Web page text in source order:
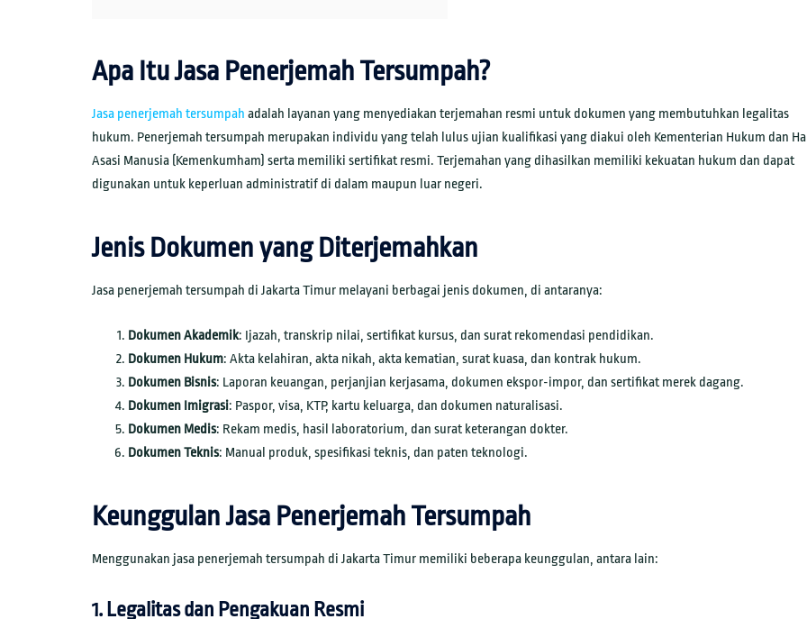
Apa Itu Jasa Penerjemah Tersumpah?
Jasa penerjemah tersumpah adalah layanan yang menyediakan terjemahan resmi untuk dokumen yang membutuhkan legalitas
hukum. Penerjemah tersumpah merupakan individu yang telah lulus ujian kualifikasi yang diakui oleh Kementerian Hukum dan
Asasi Manusia (Kemenkumham) serta memiliki sertifikat resmi. Terjemahan yang dihasilkan memiliki kekuatan hukum dan dapat
digunakan untuk keperluan administratif di dalam maupun luar negeri.
Jenis Dokumen yang Diterjemahkan
Jasa penerjemah tersumpah di Jakarta Timur melayani berbagai jenis dokumen, di antaranya:
Dokumen Akademik: Ijazah, transkrip nilai, sertifikat kursus, dan surat rekomendasi pendidikan.
Dokumen Hukum: Akta kelahiran, akta nikah, akta kematian, surat kuasa, dan kontrak hukum.
Dokumen Bisnis: Laporan keuangan, perjanjian kerjasama, dokumen ekspor-impor, dan sertifikat merek dagang.
Dokumen Imigrasi: Paspor, visa, KTP, kartu keluarga, dan dokumen naturalisasi.
Dokumen Medis: Rekam medis, hasil laboratorium, dan surat keterangan dokter.
Dokumen Teknis: Manual produk, spesifikasi teknis, dan paten teknologi.
Keunggulan Jasa Penerjemah Tersumpah
Menggunakan jasa penerjemah tersumpah di Jakarta Timur memiliki beberapa keunggulan, antara lain:
1. Legalitas dan Pengakuan Resmi